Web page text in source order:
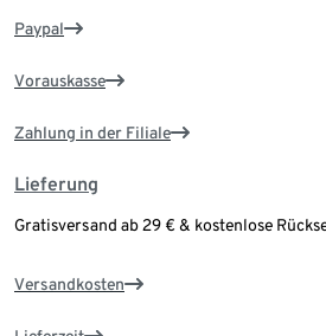
Paypal
Vorauskasse
Zahlung in der Filiale
Lieferung
Gratisversand ab 29 € & kostenlose
Versandkosten